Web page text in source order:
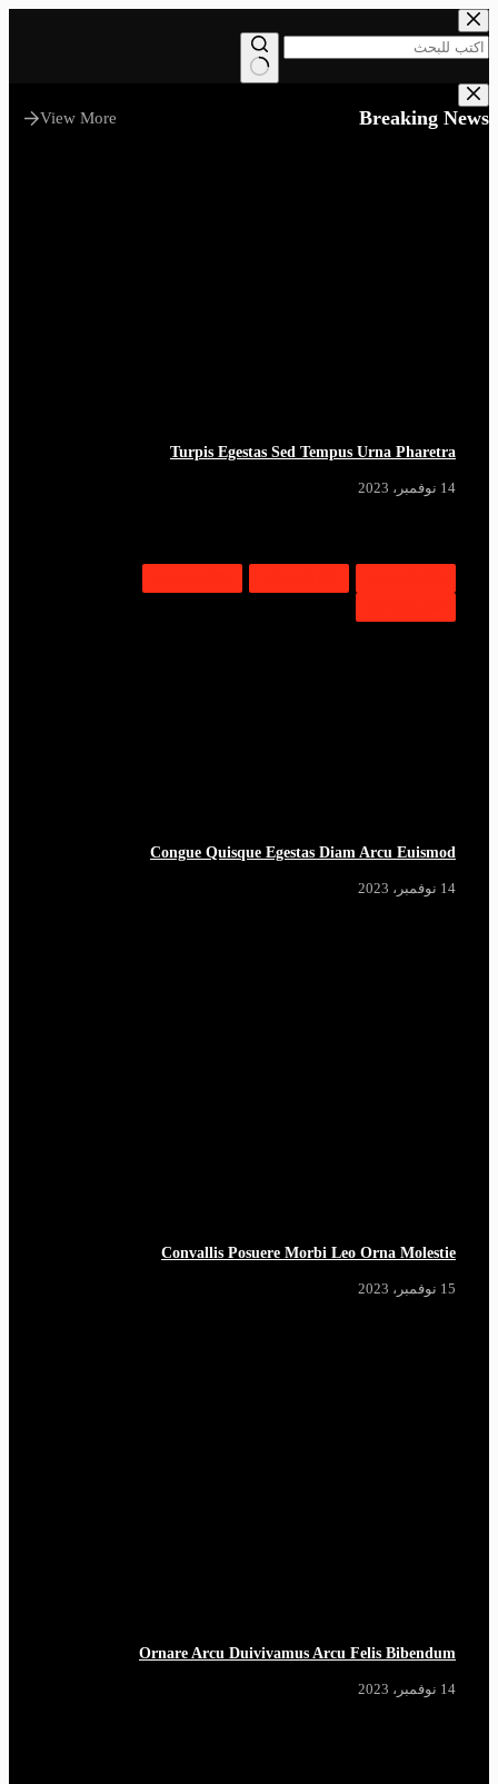
التجاوز
إلى
المحتوى
توجد
Breaking News
View More
Turpis Egestas Sed Tempus Urna Pharetra
14 نوفمبر، 2023
Congue Quisque Egestas Diam Arcu Euismod
14 نوفمبر، 2023
Convallis Posuere Morbi Leo Orna Molestie
15 نوفمبر، 2023
Ornare Arcu Duivivamus Arcu Felis Bibendum
14 نوفمبر، 2023